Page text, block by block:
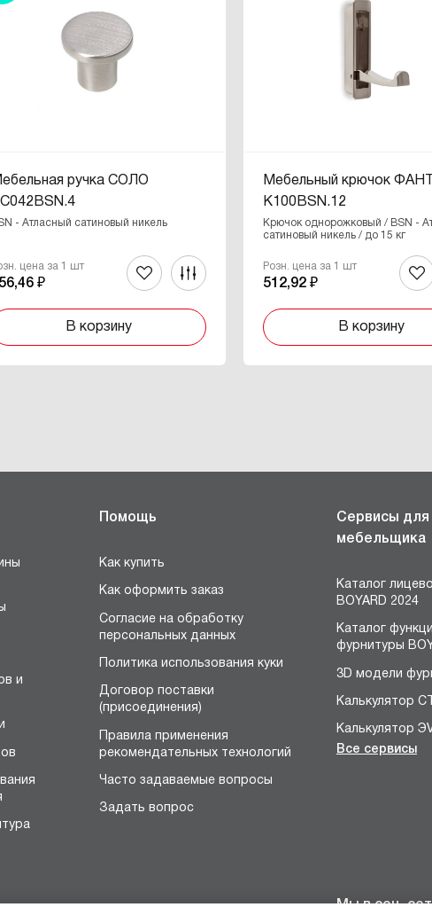
ручка СОЛО
- Атласный сатиновый никель
цена за 1 шт
₽
В корзину
Мебельный крючок
K100BSN.12
Крючок однорожковый / BSN -
сатиновый никель / до 15 кг
Розн. цена за 1 шт
512,92 ₽
В корзину
и
Помощь
Как купить
Как оформить заказ
Согласие на обработку
персональных данных
Политика использования куки
Договор поставки
(присоединения)
Правила применения
рекомендательных технологий
Часто задаваемые вопросы
Задать вопрос
Сервисы для
мебельщика
Каталог
BOYARD 2024
Каталог
фурнитуры
3D модели
Калькулятор
Калькулятор
Конструктор
Конфигуратор
Все сервисы